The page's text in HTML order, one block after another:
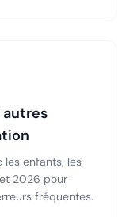
autres
les enfants, les
2026 pour
fréquentes.